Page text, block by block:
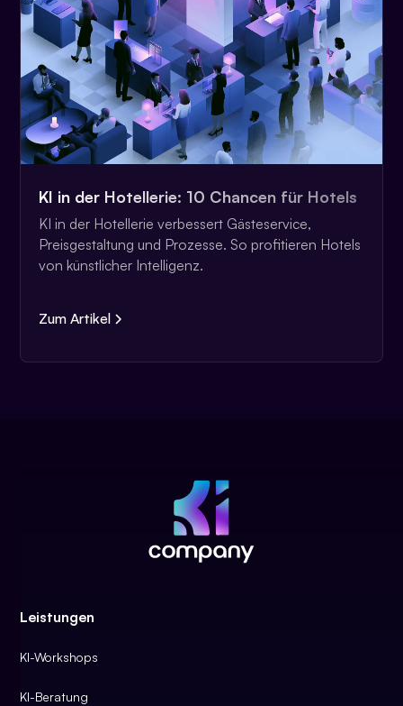
KI in der Hotellerie: 10 Chancen für Hotels
KI in der Hotellerie verbessert Gästeservice,
Preisgestaltung und Prozesse. So profitieren Hotels
von künstlicher Intelligenz.
Zum Artikel
Leistungen
KI-Workshops
KI-Beratung